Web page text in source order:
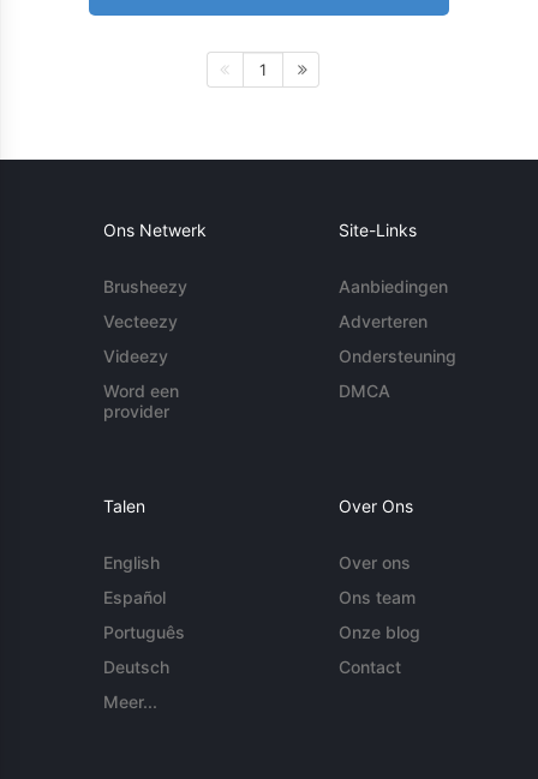
1
Ons Netwerk
Brusheezy
Vecteezy
Videezy
Word een
provider
Site-Links
Aanbiedingen
Adverteren
Ondersteuning
DMCA
Talen
English
Español
Português
Deutsch
Meer...
Over Ons
Over ons
Ons team
Onze blog
Contact